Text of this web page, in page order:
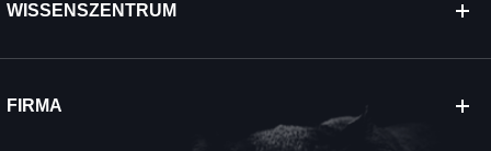
WISSENSZENTRUM
FIRMA